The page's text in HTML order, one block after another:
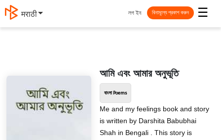
मराठी ☰
লগ ইন বিনামূল্যে প্রকাশ করুন
আমি এবং আমার অনুভূতি
বাংলা Poems
Me and my feelings book and story
is written by Darshita Babubhai
Shah in Bengali . This story is